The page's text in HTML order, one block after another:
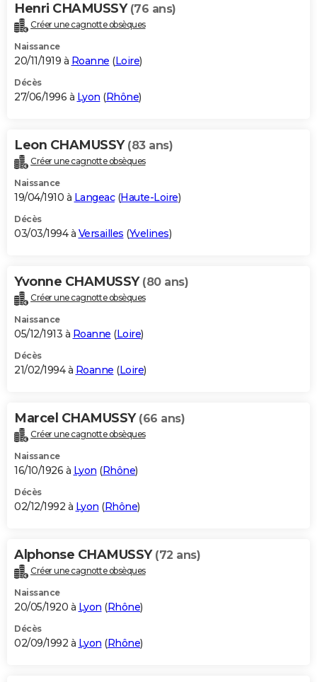
Henri CHAMUSSY (76 ans)
Créer une cagnotte obsèques
Naissance
20/11/1919 à Roanne (Loire)
Décès
27/06/1996 à Lyon (Rhône)
Leon CHAMUSSY (83 ans)
Créer une cagnotte obsèques
Naissance
19/04/1910 à Langeac(Haute-Loire)
Décès
03/03/1994 à Versailles (Yvelines)
Yvonne CHAMUSSY (80 ans)
Créer une cagnotte obsèques
Naissance
05/12/1913 à Roanne (Loire)
Décès
21/02/1994 à Roanne (Loire)
Marcel CHAMUSSY (66 ans)
Créer une cagnotte obsèques
Naissance
16/10/1926 à Lyon (Rhône)
Décès
02/12/1992 à Lyon (Rhône)
Alphonse CHAMUSSY (72 ans)
Créer une cagnotte obsèques
Naissance
20/05/1920 à Lyon (Rhône)
Décès
02/09/1992 à Lyon (Rhône)